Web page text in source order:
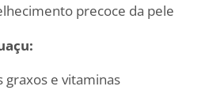
precoce da pele
graxos e vitaminas